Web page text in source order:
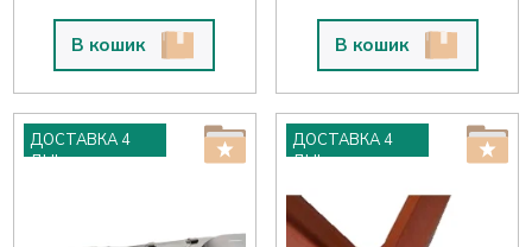
В кошик В кошик
ДОСТАВКА 4
ДНІ
ДОСТАВКА 4
ДНІ